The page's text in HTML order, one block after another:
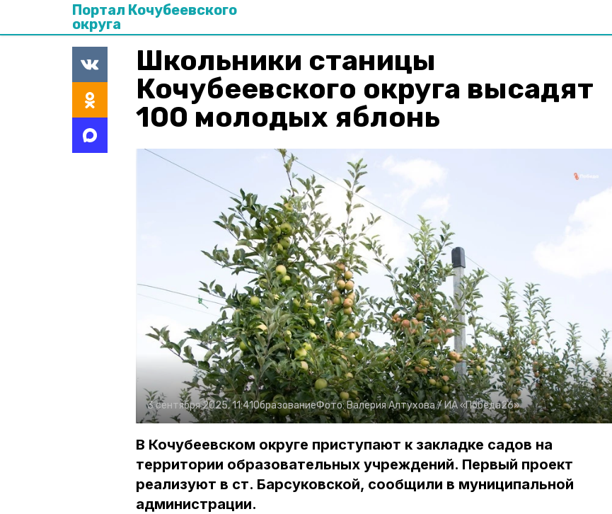
Портал Кочубеевского
округа
Школьники станицы
Кочубеевского округа высадят
100 молодых яблонь
3 сентября 2025, 11:41ОбразованиеФото:Валерия Алтухова /ИА «Победа26»
В Кочубеевском округе приступают к закладке садов на
территории образовательных учреждений. Первый проект
реализуют в ст. Барсуковской, сообщили в муниципальной
администрации.